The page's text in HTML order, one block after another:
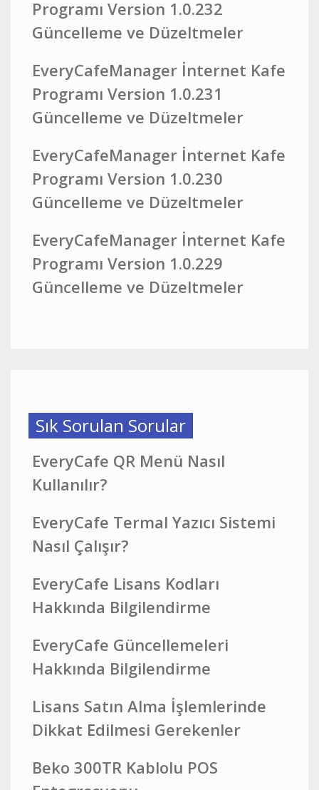
Programı Version 1.0.232
Güncelleme ve Düzeltmeler
EveryCafeManager İnternet Kafe
Programı Version 1.0.231
Güncelleme ve Düzeltmeler
EveryCafeManager İnternet Kafe
Programı Version 1.0.230
Güncelleme ve Düzeltmeler
EveryCafeManager İnternet Kafe
Programı Version 1.0.229
Güncelleme ve Düzeltmeler
Sık Sorulan Sorular
EveryCafe QR Menü Nasıl
Kullanılır?
EveryCafe Termal Yazıcı Sistemi
Nasıl Çalışır?
EveryCafe Lisans Kodları
Hakkında Bilgilendirme
EveryCafe Güncellemeleri
Hakkında Bilgilendirme
Lisans Satın Alma İşlemlerinde
Dikkat Edilmesi Gerekenler
Beko 300TR Kablolu POS